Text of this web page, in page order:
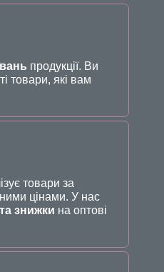
продукції. Ви
товари, які вам
товари за
цінами. У нас
та знижки на оптові